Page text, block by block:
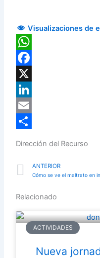
Visualizaciones de
WhatsApp
Facebook
X
LinkedIn
Email
Dirección del Recurso
Prev
ANTERIOR
Relacionado
ACTIVIDADES
Nueva